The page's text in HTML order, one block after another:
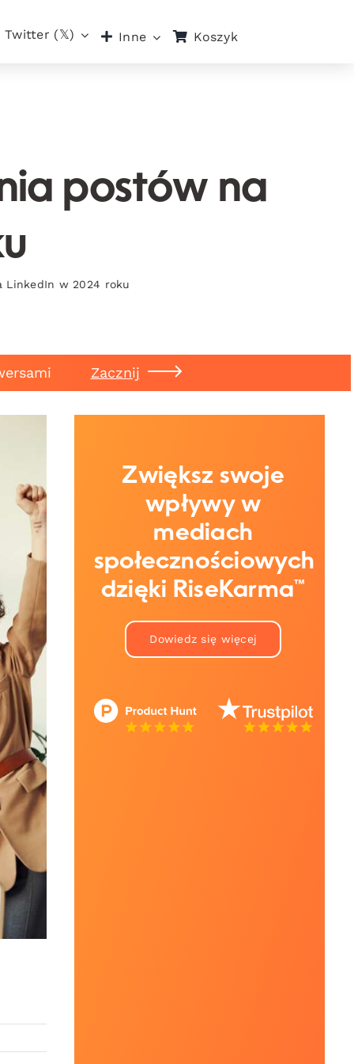
Twitter (𝕏) Inne Koszyk
postów na
LinkedIn w 2024 roku
Zacznij
Zwiększ swoje
wpływy w
mediach
społecznościowych
dzięki RiseKarma™
Dowiedz się więcej